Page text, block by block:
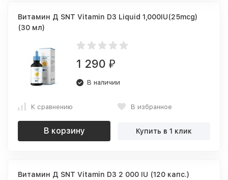
Витамин Д SNT Vitamin D3 Liquid 1,000IU(25mcg)
(30 мл)
1 290 ₽
В наличии
К сравнению В избранное
В корзину Купить в 1 клик
Витамин Д SNT Vitamin D3 2 000 IU (120 капс.)